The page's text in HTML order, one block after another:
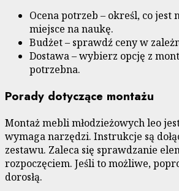
Ocena potrzeb – określ, co jest
miejsce na naukę.
Budżet – sprawdź ceny w
Dostawa – wybierz opcję z
potrzebna.
Porady dotyczące montażu
Montaż mebli młodzieżowych leo
wymaga narzędzi. Instrukcje są
zestawu. Zaleca się sprawdzanie
rozpoczęciem. Jeśli to możliwe,
dorosłą.